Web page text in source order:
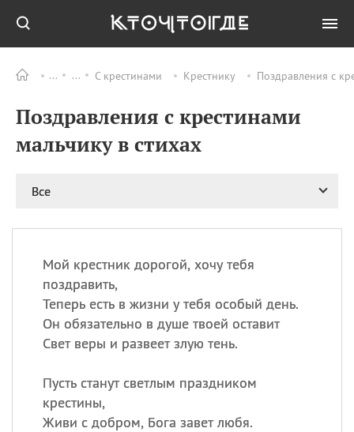
С крестинами Крестнику Поздравления с
Поздравления с крестинами
мальчику в стихах
Все
Мой крестник дорогой, хочу тебя
поздравить,
Теперь есть в жизни у тебя особый день.
Он обязательно в душе твоей оставит
Свет веры и развеет злую тень.
Пусть станут светлым праздником
крестины,
Живи с добром, Бога завет любя.
ПРАЗДНИКИ Все
08.08 День «Счастье
великомученика
покровителя всех
больных
09.08 День книголюбов (Book
ИМЕНА
Сегодня празднуют именины